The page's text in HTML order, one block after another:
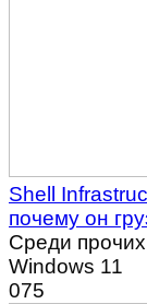
Shell
почему он
Среди
Windows 11
075